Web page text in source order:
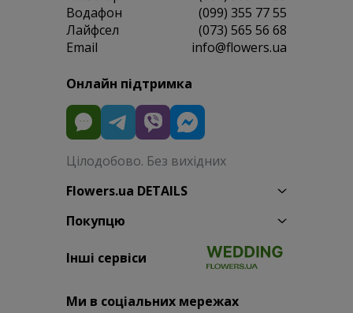
Водафон
(099) 355 77 55
Лайфсел
(073) 565 56 68
Email
info@flowers.ua
Онлайн підтримка
Цілодобово. Без вихідних
Flowers.ua DETAILS
Покупцю
Інші сервіси
Ми в соціальних мережах